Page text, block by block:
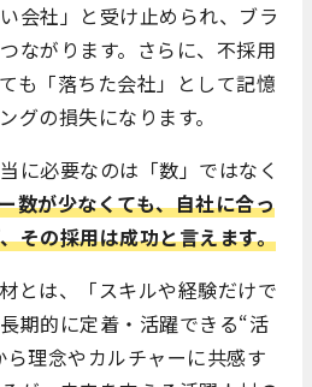
会社」と受け止められ、ブラ
ながります。さらに、不採用
も「落ちた会社」として記憶
グの損失になります。
に必要なのは「数」ではなく
数が少なくても、自社に合っ
その採用は成功と言えます。
とは、「スキルや経験だけで
期的に定着・活躍できる“活
理念やカルチャーに共感す